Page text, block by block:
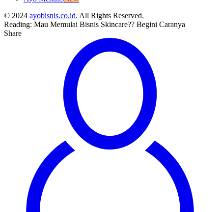
© 2024 ayobisnis.co.id. All Rights Reserved.
Reading: Mau Memulai Bisnis Skincare?? Begini Caranya
Share